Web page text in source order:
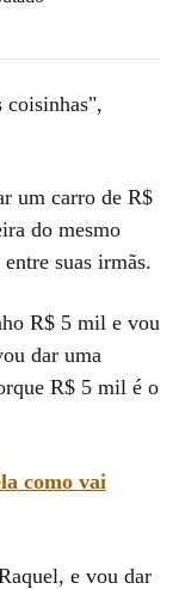
coisinhas",
um carro de R$
do mesmo
suas irmãs.
R$ 5 mil e vou
dar uma
R$ 5 mil é o
como vai
e vou dar